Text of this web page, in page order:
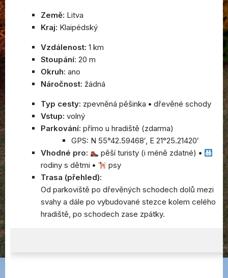
Země: Litva
Kraj: Klaipédský
Vzdálenost: 1 km
Stoupání: 20 m
Okruh: ano
Náročnost: žádná
Typ cesty: zpevněná pěšinka • dřevěné schody
Vstup: volný
Parkování: přímo u hradiště (zdarma)
GPS: N 55°42.59468′, E 21°25.21420′
Vhodné pro:
pěší turisty (i méně zdatné) •
rodiny s dětmi •
psy
Trasa (přehled):
Od parkoviště po dřevěných schodech dolů mezi
svahy a dále po vybudované stezce kolem celého
hradiště, po schodech zase zpátky.